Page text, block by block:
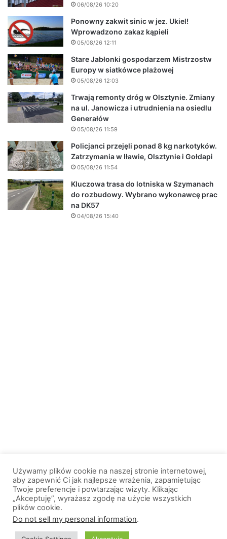
06/08/26 10:20
Ponowny zakwit sinic w jez. Ukiel!
Wprowadzono zakaz kąpieli
05/08/26 12:11
Stare Jabłonki gospodarzem Mistrzostw
Europy w siatkówce plażowej
05/08/26 12:03
Trwają remonty dróg w Olsztynie. Zmiany
na ul. Janowicza i utrudnienia na osiedlu
Generałów
05/08/26 11:59
Policjanci przejęli ponad 8 kg narkotyków.
Zatrzymania w Iławie, Olsztynie i Gołdapi
05/08/26 11:54
Kluczowa trasa do lotniska w Szymanach
do rozbudowy. Wybrano wykonawcę prac
na DK57
04/08/26 15:40
© 2013-2026, All Rights Reserved. Wszelkie prawa zastrzeżone. |
Używamy plików cookie na naszej stronie internetowej,
aby zapewnić Ci jak najlepsze wrażenia, zapamiętując
Twoje preferencje i powtarzając wizyty. Klikając
„Akceptuję”, wyrażasz zgodę na użycie wszystkich
plików cookie.
Do not sell my personal information.